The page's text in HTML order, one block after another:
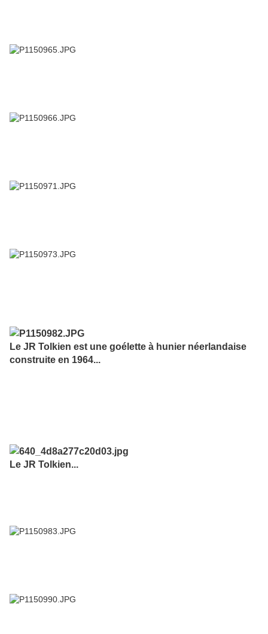
Le JR Tolkien est une goélette à hunier néerlandaise
construite en 1964...
Le JR Tolkien...